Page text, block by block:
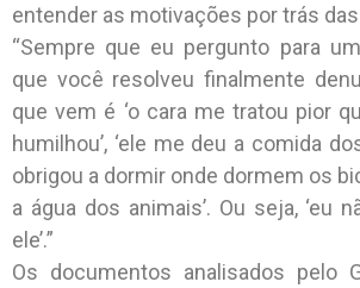
entender as motivações por trás
“Sempre que eu pergunto para
que você resolveu finalmente
que vem é ‘o cara me tratou pior
humilhou’, ‘ele me deu a comida
obrigou a dormir onde dormem os
a água dos animais’. Ou seja, ‘eu
ele’.”
Os documentos analisados pelo